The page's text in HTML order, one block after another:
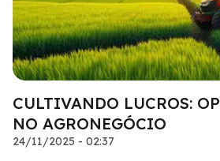
CULTIVANDO LUCROS:
NO AGRONEGÓCIO
24/11/2025 - 02:37